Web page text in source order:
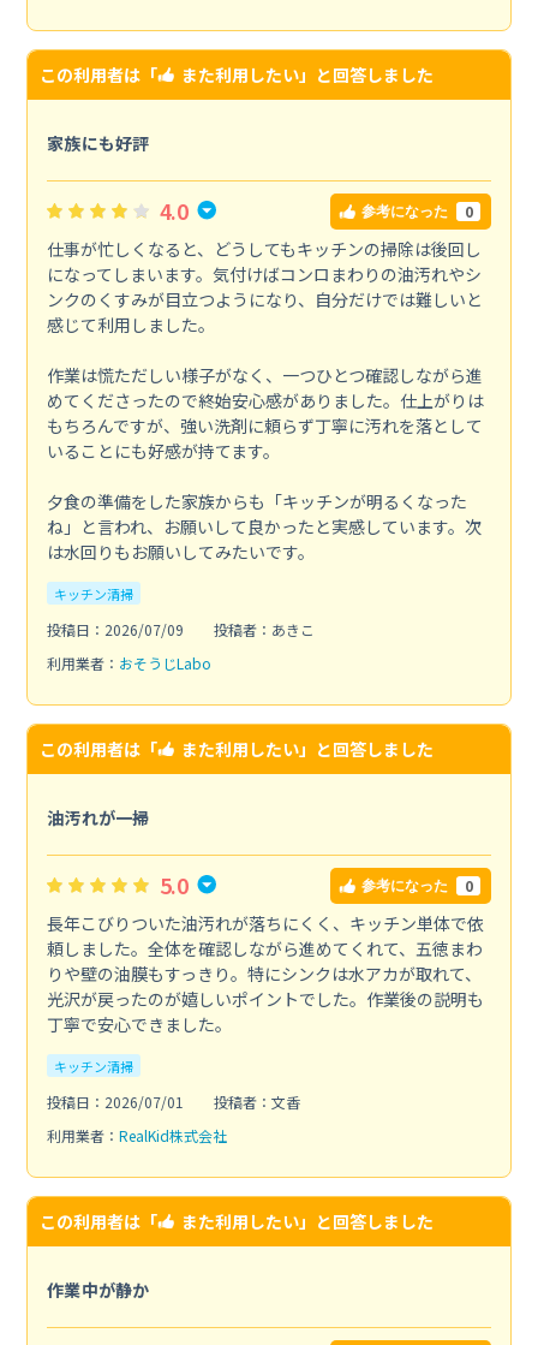
この利用者は「 また利用したい」と回答しました
家族にも好評
4.0 参考になった 0
仕事が忙しくなると、どうしてもキッチンの掃除は後回し
になってしまいます。気付けばコンロまわりの油汚れやシ
ンクのくすみが目立つようになり、自分だけでは難しいと
感じて利用しました。
作業は慌ただしい様子がなく、一つひとつ確認しながら進
めてくださったので終始安心感がありました。仕上がりは
もちろんですが、強い洗剤に頼らず丁寧に汚れを落として
いることにも好感が持てます。
夕食の準備をした家族からも「キッチンが明るくなった
ね」と言われ、お願いして良かったと実感しています。次
は水回りもお願いしてみたいです。
キッチン清掃
投稿日：2026/07/09
投稿者：あきこ
利用業者： おそうじLabo
この利用者は「 また利用したい」と回答しました
油汚れが一掃
5.0 参考になった 0
長年こびりついた油汚れが落ちにくく、キッチン単体で依
頼しました。全体を確認しながら進めてくれて、五徳まわ
りや壁の油膜もすっきり。特にシンクは水アカが取れて、
光沢が戻ったのが嬉しいポイントでした。作業後の説明も
丁寧で安心できました。
キッチン清掃
投稿日：2026/07/01
投稿者：文香
利用業者： RealKid株式会社
この利用者は「 また利用したい」と回答しました
作業中が静か